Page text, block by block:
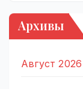
Архивы
Август 2026